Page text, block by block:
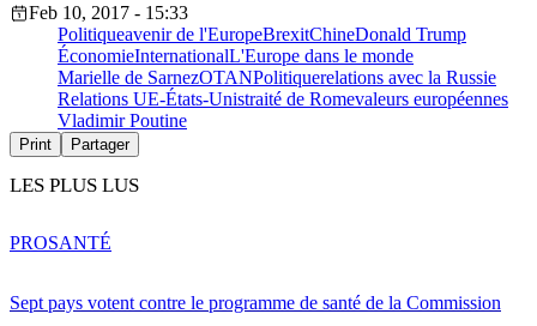
Feb 10, 2017 - 15:33
Politiqueavenir de l'EuropeBrexitChineDonald Trump
ÉconomieInternationalL'Europe dans le monde
Marielle de SarnezOTANPolitiquerelations avec la Russie
Relations UE-États-Unistraité de Romevaleurs européennes
Vladimir Poutine
Print Partager
LES PLUS LUS
Sept pays votent contre le programme de santé de la Commission
PROSANTÉ